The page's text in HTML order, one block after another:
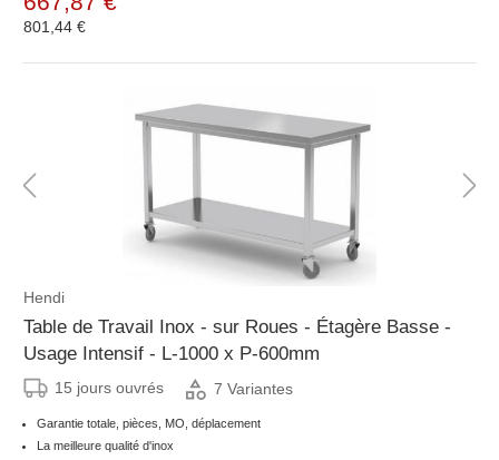
801,44 €
Hendi
Table de Travail Inox - sur Roues - Étagère Basse -
Usage Intensif - L-1000 x P-600mm
15 jours ouvrés 7 Variantes
Garantie totale, pièces, MO, déplacement
La meilleure qualité d'inox